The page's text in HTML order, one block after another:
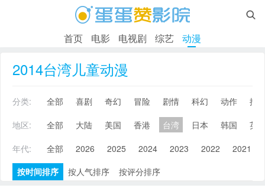

首页 电影 电视剧 综艺 动漫
2014台湾儿童动漫
分类: 全部 喜剧 奇幻 冒险 剧情 科幻 动作
搞
地区:
全部 大陆 美国 香港 台湾 日本 韩国
英
年代:
全部 2026 2025 2024 2023 2022 2021
按时间排序
按人气排序 按评分排序